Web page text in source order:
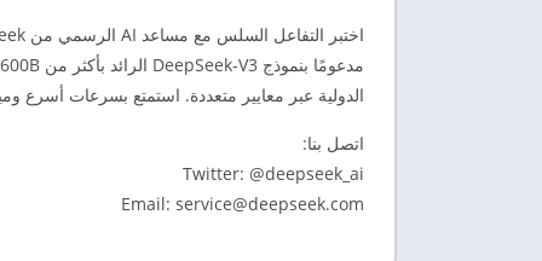
اختبر التفاعل السلس مع مساعد AI الرسمي من DeepSeek مجانًا!
الدولية عبر معايير متعددة. استمتع بسرعات أسرع
اتصل بنا:
Twitter: @deepseek_ai
Email: service@deepseek.com